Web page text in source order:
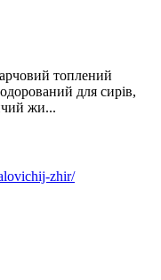
топлений
для сирів,
жи...
zhir/